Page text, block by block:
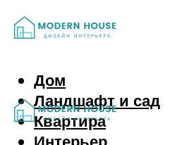
Дом
Ландшафт и сад
Квартира